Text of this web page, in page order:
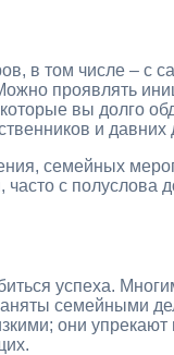
в том числе –
проявлять
вы долго
и давних
семейных
с полуслова
успеха.
семейными
они